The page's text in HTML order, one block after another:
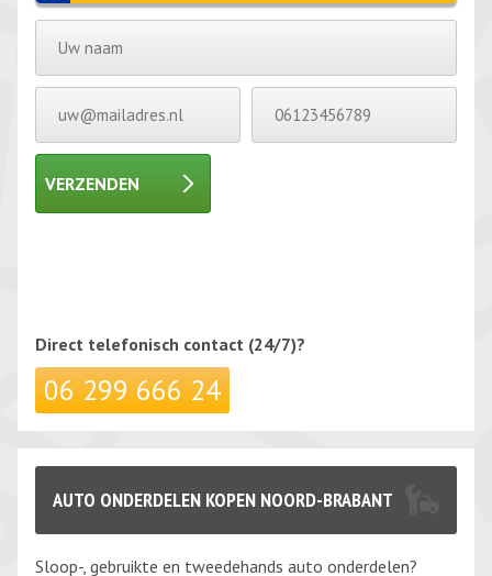
VERZENDEN
Direct telefonisch contact (24/7)?
06 299 666 24
AUTO ONDERDELEN KOPEN NOORD-BRABANT
Sloop-, gebruikte en tweedehands auto onderdelen?